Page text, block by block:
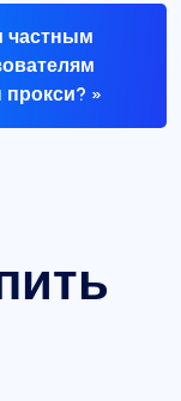
частным
»